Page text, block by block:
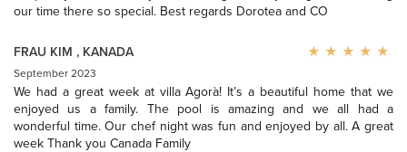
our time there so special. Best regards Dorotea and CO
FRAU KIM , KANADA
September 2023
We had a great week at villa Agorà! It’s a beautiful home that we
enjoyed us a family. The pool is amazing and we all had a
wonderful time. Our chef night was fun and enjoyed by all. A great
week Thank you Canada Family